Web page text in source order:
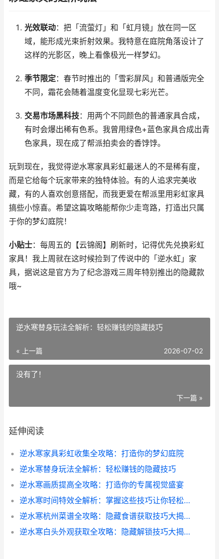
光效联动：把「流萤灯」和「虹月镜」放在同一区
域，能形成光束折射效果。我特意在庭院角落设计了
这样的光影区，晚上看像极光一样梦幻。
季节限定：春节时推出的「雪彩屏风」和普通版完全
不同，霜花会随着温度变化显现七彩光芒。
交易市场黑科技：用两个不同颜色的普通家具合成，
有时会爆出稀有色系。我曾用绿色+蓝色家具合成出青
色家具，现在成了帮派拍卖会的香饽饽。
玩到现在，我觉得逆水寒家具彩虹最迷人的不是稀有度，
而是它给每个玩家带来的独特体验。有的人追求完美收
藏，有的人喜欢创意搭配，而我更爱在帮派里用彩虹家具
搞些小惊喜。希望这篇攻略能帮你少走弯路，打造出只属
于你的梦幻庭院！
小贴士：每周五的【云锦阁】刷新时，记得优先兑换彩虹
家具！我上周就在这时候捡到了传说中的「逆水虹」家
具，据说这是官方为了纪念游戏三周年特别推出的隐藏款
哦~
逆水寒替身玩法全解析：轻松赚钱的隐藏技巧
« 上一篇 2026-07-02
没有了！
下一篇 »
延伸阅读
逆水寒家具彩虹收集全攻略：打造你的梦幻庭院
逆水寒替身玩法全解析：轻松赚钱的隐藏技巧
逆水寒画质提高全攻略：打造你的专属视觉盛宴
逆水寒时间特效全解析：掌握这些技巧让你轻松制霸江湖
逆水寒杭州菜谱全攻略：隐藏食谱获取技巧大揭秘
逆水寒白头外观获取全攻略：隐藏解锁技巧大揭秘